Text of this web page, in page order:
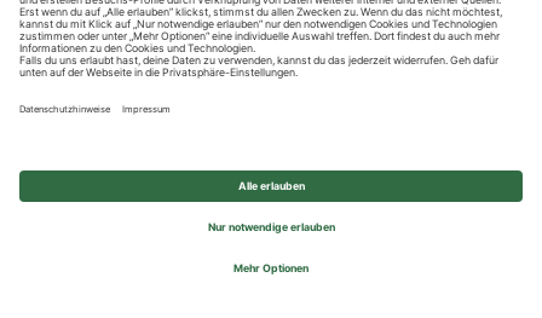
Privatsphäre-Einstellungen
© 2026 REWE Group - All rights reserved